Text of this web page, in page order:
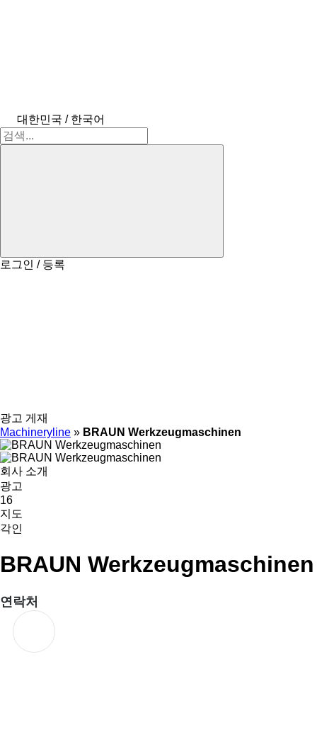
대한민국 / 한국어
로그인 / 등록
광고 게재
Machineryline » BRAUN Werkzeugmaschinen
회사 소개
광고
16
지도
각인
BRAUN Werkzeugmaschinen
연락처